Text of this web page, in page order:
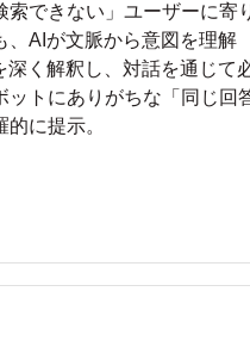
索できない」ユーザーに
、AIが文脈から意図を理解
深く解釈し、対話を通じて
ットにありがちな「同じ回
に提示。